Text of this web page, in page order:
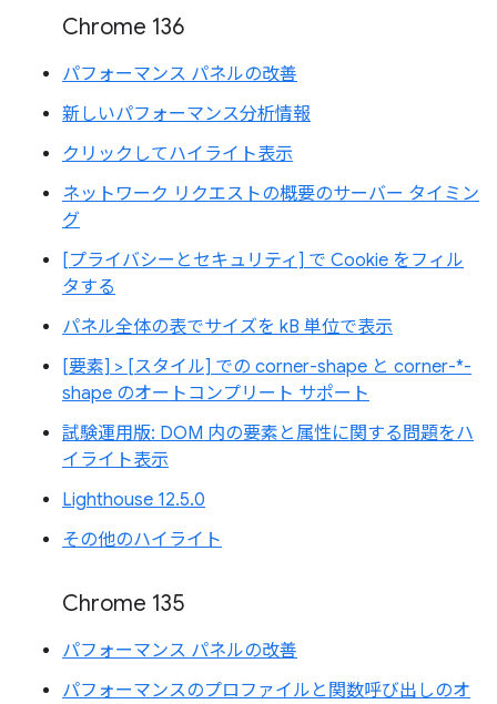
Chrome 136
パフォーマンス パネルの改善
新しいパフォーマンス分析情報
クリックしてハイライト表示
ネットワーク リクエストの概要のサーバー タイミン
グ
[プライバシーとセキュリティ] で Cookie をフィル
タする
パネル全体の表でサイズを kB 単位で表示
[要素] > [スタイル] での corner-shape と corner-*-
shape のオートコンプリート サポート
試験運用版: DOM 内の要素と属性に関する問題をハ
イライト表示
Lighthouse 12.5.0
その他のハイライト
Chrome 135
パフォーマンス パネルの改善
パフォーマンスのプロファイルと関数呼び出しのオ